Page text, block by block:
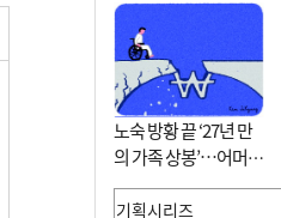
노숙 방황 끝 ‘27년 만
의 가족 상봉’…어머니
와 행복 꿈꿔